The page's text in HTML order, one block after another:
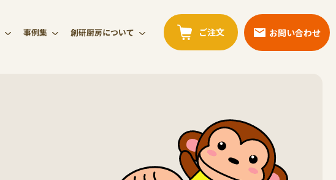
事例集 創研厨房について ご注文 お問い合わせ